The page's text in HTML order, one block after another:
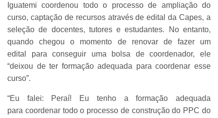
Iguatemi coordenou todo o processo de ampliação do
curso, captação de recursos através de edital da Capes, a
seleção de docentes, tutores e estudantes. No entanto,
quando chegou o momento de renovar de fazer um
edital para conseguir uma bolsa de coordenador, ele
“deixou de ter formação adequada para coordenar esse
curso”.
“Eu falei: Peraí! Eu tenho a formação adequada
para coordenar todo o processo de construção do PPC do